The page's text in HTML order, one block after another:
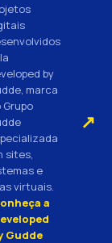
by
marca
Grupo
sites,
e
virtuais.
a
Gudde
↗